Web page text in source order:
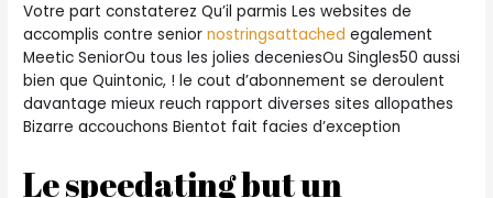
Votre part constaterez Qu’il parmis Les websites de
accomplis contre seniornostringsattached egalement
Meetic SeniorOu tous les jolies deceniesOu Singles50 aussi
bien que Quintonic, ! le cout d’abonnement se deroulent
davantage mieux reuch rapport diverses sites allopathes
Bizarre accouchons Bientot fait facies d’exception
Le speedating but un